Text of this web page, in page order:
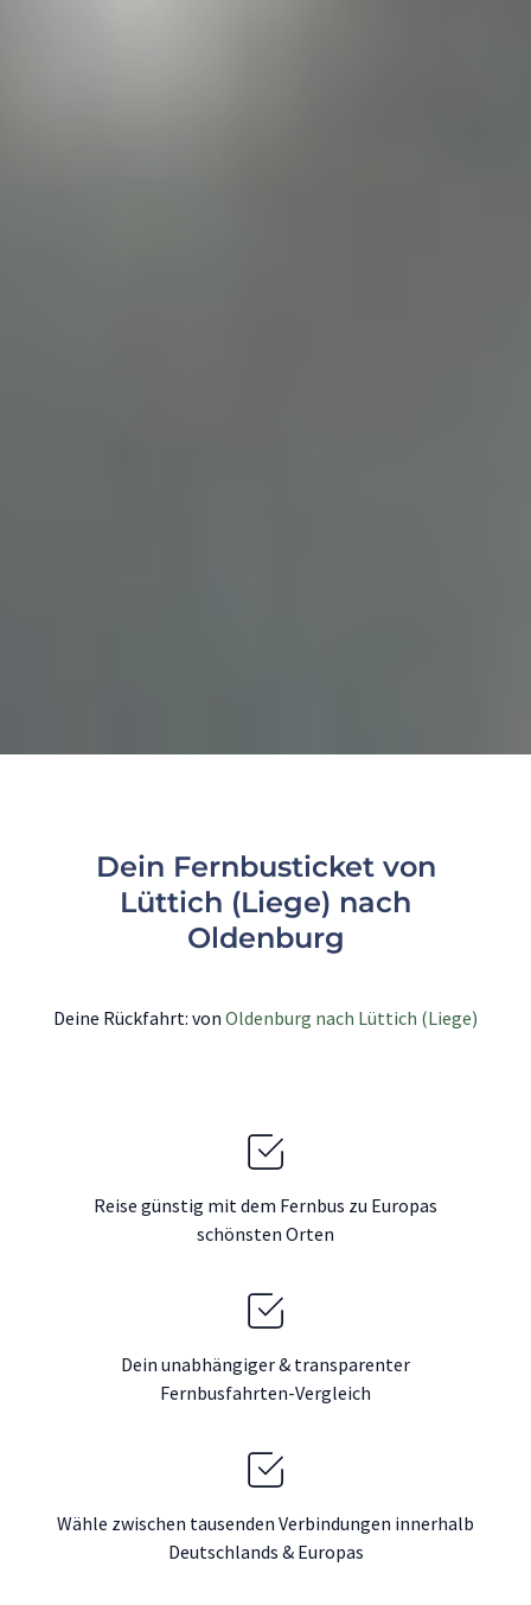
Dein Fernbusticket von
Lüttich (Liege) nach
Oldenburg
Deine Rückfahrt: von Oldenburg nach Lüttich (Liege)
Reise günstig mit dem Fernbus zu Europas
schönsten Orten
Dein unabhängiger & transparenter
Fernbusfahrten-Vergleich
Wähle zwischen tausenden Verbindungen innerhalb
Deutschlands & Europas